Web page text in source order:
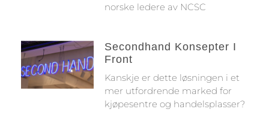
norske ledere av NCSC
Secondhand Konsepter I
Front
Kanskje er dette løsningen i et
mer utfordrende marked for
kjøpesentre og handelsplasser?